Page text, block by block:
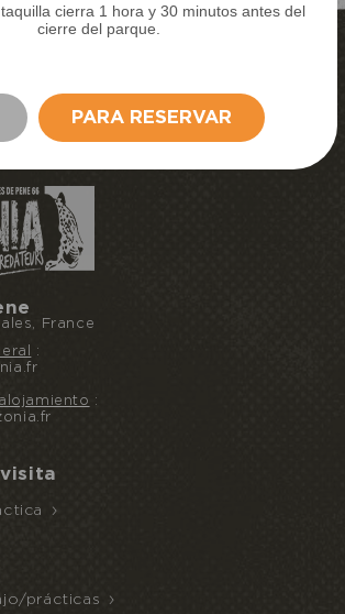
MI ESTANCIA
France
:
:
prácticas
PERMANECER
cierra 1 hora y 30 minutos antes del
cierre del parque.
PARA RESERVAR